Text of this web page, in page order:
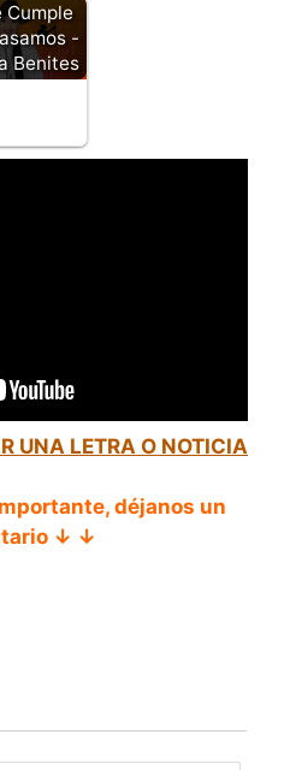
Cumple
-
Benites
UNA LETRA O NOTICIA
déjanos un
↓ ↓